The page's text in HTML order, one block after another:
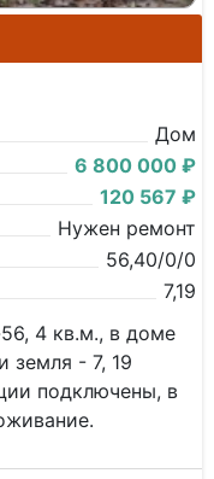
Дом
6 800 000 ₽
120 567 ₽
Нужен ремонт
56,40/0/0
7,19
4 кв.м., в доме
земля - 7, 19
подключены, в